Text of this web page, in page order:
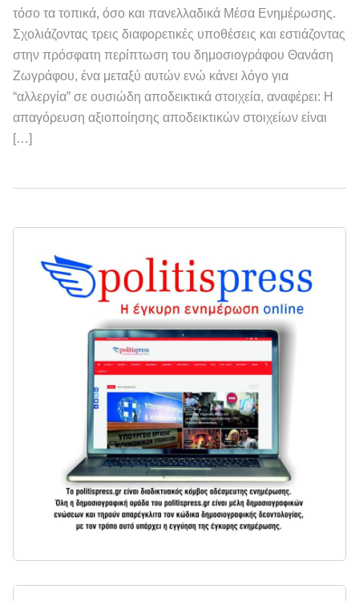
τόσο τα τοπικά, όσο και πανελλαδικά Μέσα Ενημέρωσης.
Σχολιάζοντας τρεις διαφορετικές υποθέσεις και εστιάζοντας
στην πρόσφατη περίπτωση του δημοσιογράφου Θανάση
Ζωγράφου, ένα μεταξύ αυτών ενώ κάνει λόγο για
“αλλεργία” σε ουσιώδη αποδεικτικά στοιχεία, αναφέρει: Η
απαγόρευση αξιοποίησης αποδεικτικών στοιχείων είναι
[…]